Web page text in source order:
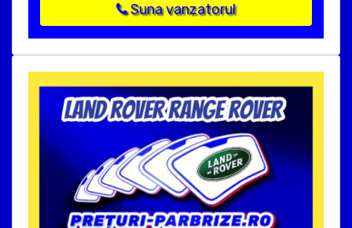
Suna vanzatorul